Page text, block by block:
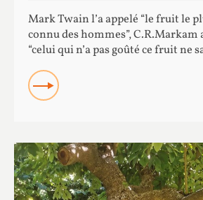
Mark Twain l’a appelé “le fruit le
connu des hommes”, C.R.Markam
“celui qui n’a pas goûté ce fruit ne
READ